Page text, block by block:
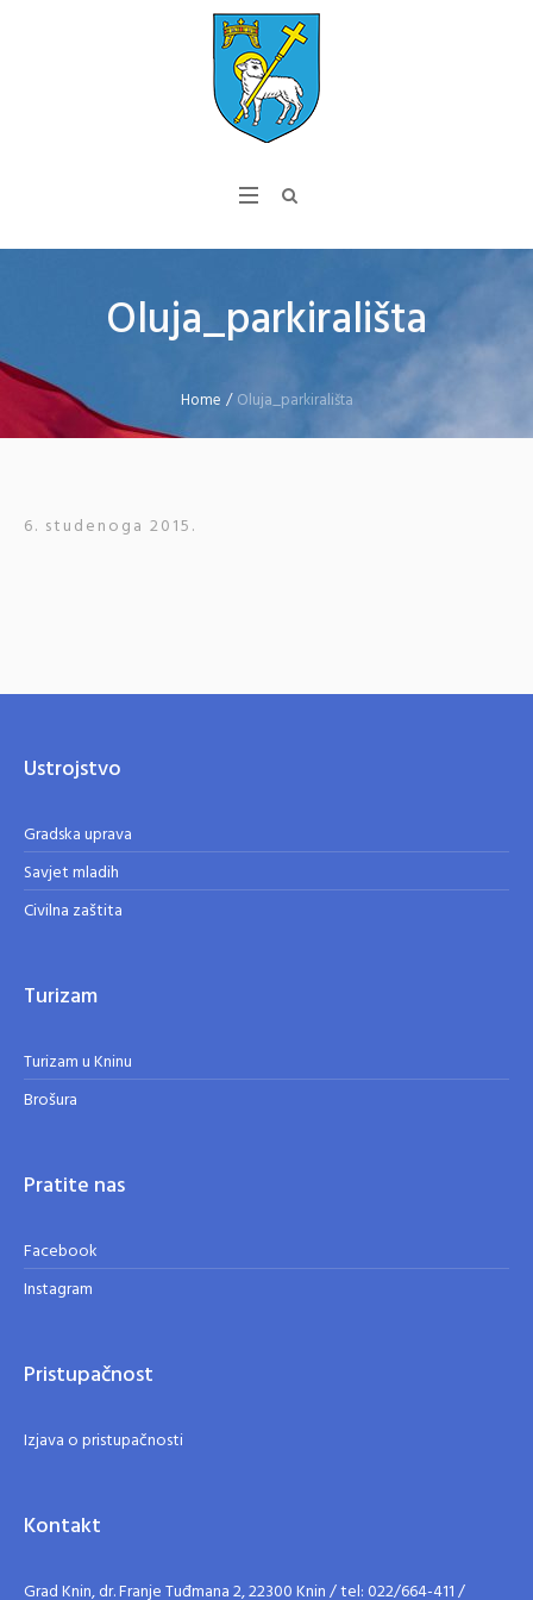
Oluja_parkirališta
Home /Oluja_parkirališta
6. studenoga 2015.
Ustrojstvo
Gradska uprava
Savjet mladih
Civilna zaštita
Turizam
Turizam u Kninu
Brošura
Pratite nas
Facebook
Instagram
Pristupačnost
Izjava o pristupačnosti
Kontakt
Grad Knin, dr. Franje Tuđmana 2, 22300 Knin / tel: 022/664-411 /